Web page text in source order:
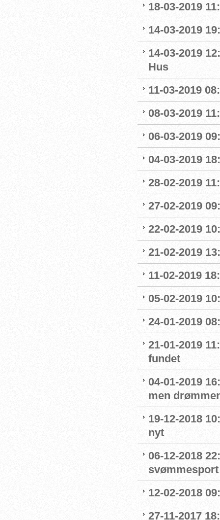
18-03-2019
14-03-2019
14-03-2019
Hus
11-03-2019
08-03-2019
06-03-2019
04-03-2019
28-02-2019
27-02-2019
22-02-2019
21-02-2019
11-02-2019
05-02-2019
24-01-2019
21-01-2019
fundet
04-01-2019
men
19-12-2018
nyt
06-12-2018
svømmesport
12-02-2018
27-11-2017